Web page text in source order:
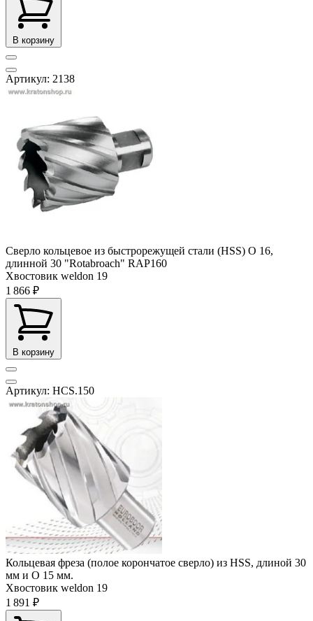
В корзину
Артикул: 2138
Сверло кольцевое из быстрорежущей стали (HSS) О 16,
длинной 30 "Rotabroach" RAP160
Хвостовик weldon 19
1 866 ₽
В корзину
Артикул: HCS.150
Кольцевая фреза (полое корончатое сверло) из HSS, длиной 30
мм и O 15 мм.
Хвостовик weldon 19
1 891 ₽